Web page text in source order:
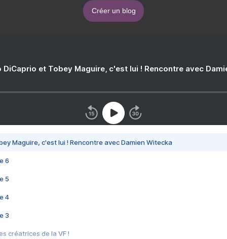
Créer un blog
DiCaprio et Tobey Maguire, c'est lui ! Rencontre avec
Maguire, c'est lui ! Rencontre avec Damien Witecka
6
5
4
3
créatrices de la VF !